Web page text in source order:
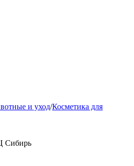
и уход/Косметика для
Сибирь